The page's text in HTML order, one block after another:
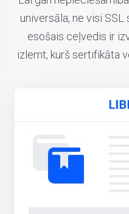
universāla, ne visi
esošais ceļvedis ir
izlemt, kurš sertifikāta